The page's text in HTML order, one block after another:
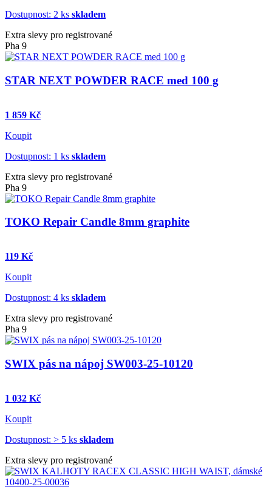
Dostupnost: 2 ks skladem
Extra slevy pro registrované
Pha 9
STAR NEXT POWDER RACE med 100 g
1 859 Kč
Koupit
Dostupnost: 1 ks skladem
Extra slevy pro registrované
Pha 9
TOKO Repair Candle 8mm graphite
119 Kč
Koupit
Dostupnost: 4 ks skladem
Extra slevy pro registrované
Pha 9
SWIX pás na nápoj SW003-25-10120
1 032 Kč
Koupit
Dostupnost: > 5 ks skladem
Extra slevy pro registrované